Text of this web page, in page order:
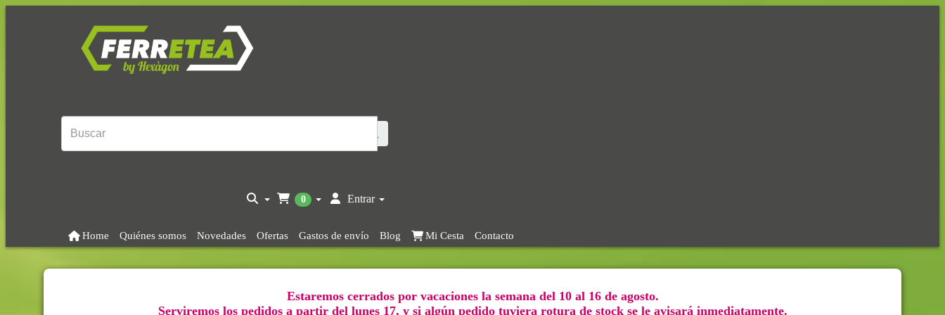
0 Entrar
Home Quiénes somos Novedades Ofertas Gastos de envío Blog Mi Cesta Contacto
Estaremos cerrados por vacaciones la semana del 10 al 16 de agosto.
Serviremos los pedidos a partir del lunes 17, y si algún pedido tuviera rotura de stock se le avisará inmediatamente.